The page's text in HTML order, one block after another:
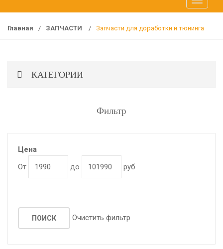
r
T
o
g
Главная / ЗАПЧАСТИ / Запчасти для доработки и тюнинга
КАТЕГОРИИ
Фильтр
Цена
От
до руб
Очистить фильтр